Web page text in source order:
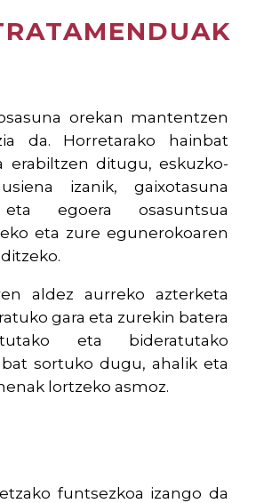
orekan mantentzen
da. Horretarako hainbat
erabiltzen ditugu, eskuzko-
izanik, gaixotasuna
egoera osasuntsua
eta zure egunerokoaren
aldez aurreko azterketa
gara eta zurekin batera
eta bideratutako
sortuko dugu, ahalik eta
lortzeko asmoz.
funtsezkoa izango da